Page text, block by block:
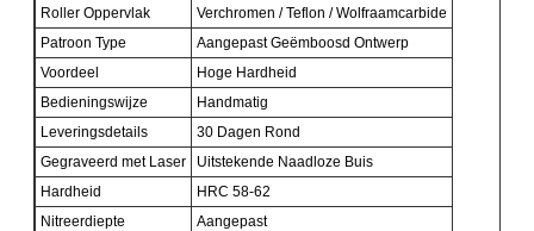
Roller Oppervlak
Verchromen / Teflon / Wolfraamcarbide
Patroon Type
Aangepast Geëmboosd Ontwerp
Voordeel
Hoge Hardheid
Bedieningswijze
Handmatig
Leveringsdetails
30 Dagen Rond
Gegraveerd met Laser
Uitstekende Naadloze Buis
Hardheid
HRC 58-62
Nitreerdiepte
Aangepast